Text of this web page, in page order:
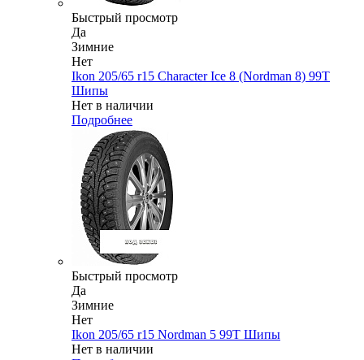
Быстрый просмотр
Да
Зимние
Нет
Ikon 205/65 r15 Character Ice 8 (Nordman 8) 99T
Шипы
Нет в наличии
Подробнее
Быстрый просмотр
Да
Зимние
Нет
Ikon 205/65 r15 Nordman 5 99T Шипы
Нет в наличии